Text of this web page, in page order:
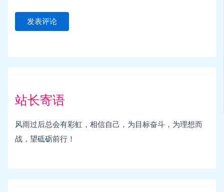
站长寄语
风雨过后总会有彩虹，相信自己，为目标奋斗，为理想而
战，望砥砺前行！